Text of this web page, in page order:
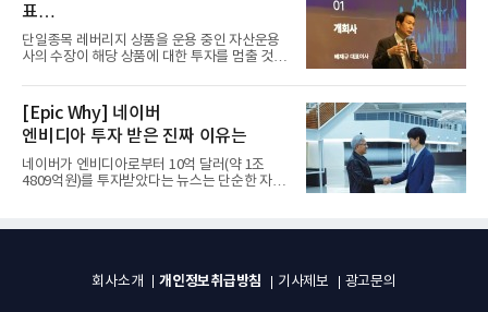
표
“개별종목 레버리지 투자 지금이라도
멈춰라”
단일종목 레버리지 상품을 운용 중인 자산운용
사의 수장이 해당 상품에 대한 투자를 멈출 것을
[Epic Why] 네이버
엔비디아 투자 받은 진짜 이유는
네이버가 엔비디아로부터 10억 달러(약 1조
4809억원)를 투자받았다는 뉴스는 단순한 자금
회사소개 개인정보취급방침 기사제보 광고문의